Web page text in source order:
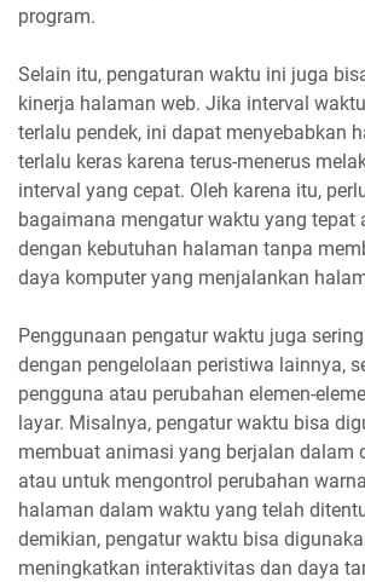
program.
Selain itu, pengaturan waktu ini juga
kinerja halaman web. Jika interval
terlalu pendek, ini dapat menyebabkan
terlalu keras karena terus-menerus
interval yang cepat. Oleh karena itu,
bagaimana mengatur waktu yang tepat
dengan kebutuhan halaman tanpa
daya komputer yang menjalankan
Penggunaan pengatur waktu juga
dengan pengelolaan peristiwa lainnya,
pengguna atau perubahan elemen-
layar. Misalnya, pengatur waktu bisa
membuat animasi yang berjalan dalam
atau untuk mengontrol perubahan
halaman dalam waktu yang telah
demikian, pengatur waktu bisa
meningkatkan interaktivitas dan daya